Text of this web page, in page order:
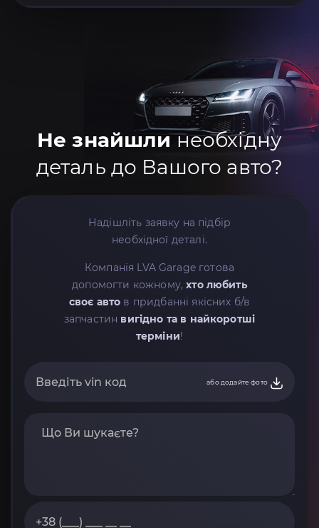
Не знайшлинеобхідну
деталь до Вашого авто?
Надішліть заявку на підбір
необхідної деталі.
Компанія LVA Garage готова
допомогти кожному,хто любить
своє авто в придбанні якісних б/в
запчастин вигідно та в найкоротші
терміни!
або додайте фото